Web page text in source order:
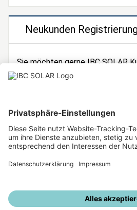
Neukunden Registrierung
Sie möchten gerne IBC SOLAR
Dann registrieren Sie sich jetzt!
Unsere weiteren
IBC SOLAR Webseite